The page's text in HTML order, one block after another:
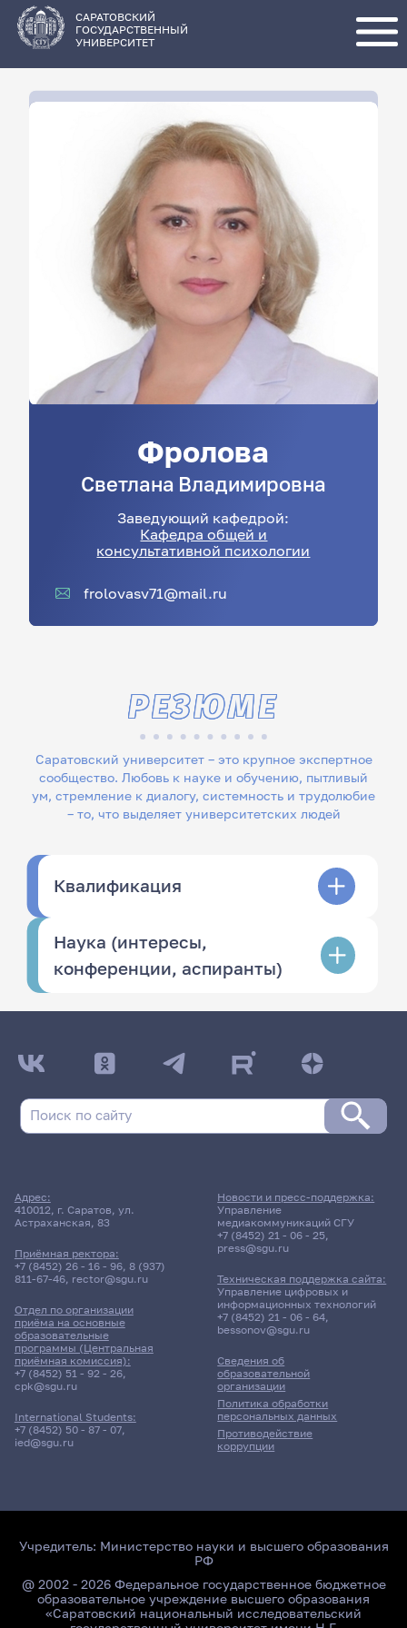
основному
содержанию
САРАТОВСКИЙ
ГОСУДАРСТВЕННЫЙ
УНИВЕРСИТЕТ
Фролова
Светлана Владимировна
Заведующий кафедрой:
Кафедра общей и
консультативной психологии
frolovasv71@mail.ru
Саратовский университет – это крупное экспертное
сообщество. Любовь к науке и обучению, пытливый
ум, стремление к диалогу, системность и трудолюбие
– то, что выделяет университетских людей
РЕЗЮМЕ
Квалификация
Наука (интересы,
конференции, аспиранты)
Адрес:
410012, г. Саратов, ул.
Астраханская, 83
Приёмная ректора:
+7 (8452) 26 - 16 - 96, 8 (937)
811-67-46, rector@sgu.ru
Отдел по организации
приёма на основные
образовательные
программы (Центральная
приёмная комиссия):
+7 (8452) 51 - 92 - 26,
cpk@sgu.ru
International Students:
+7 (8452) 50 - 87 - 07,
ied@sgu.ru
Сведения об
образовательной
организации
Политика обработки
персональных данных
Противодействие
коррупции
Новости и пресс-поддержка:
Управление
медиакоммуникаций СГУ
+7 (8452) 21 - 06 - 25,
press@sgu.ru
Техническая поддержка сайта:
Управление цифровых и
информационных технологий
+7 (8452) 21 - 06 - 64,
bessonov@sgu.ru
Учредитель: Министерство науки и высшего образования
РФ
@ 2002 - 2026 Федеральное государственное бюджетное
образовательное учреждение высшего образования
«Саратовский национальный исследовательский